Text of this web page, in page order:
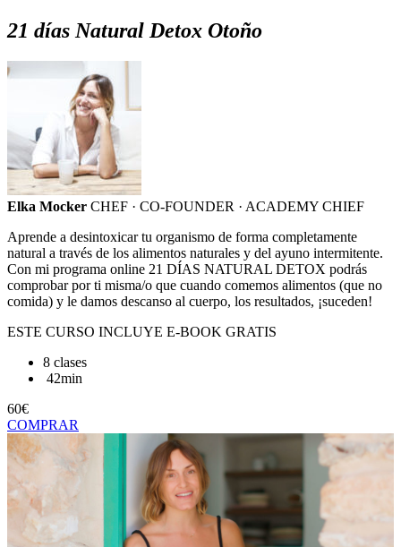
21 días Natural Detox Otoño
Elka Mocker CHEF · CO-FOUNDER · ACADEMY CHIEF
Aprende a desintoxicar tu organismo de forma completamente
natural a través de los alimentos naturales y del ayuno intermitente.
Con mi programa online 21 DÍAS NATURAL DETOX podrás
comprobar por ti misma/o que cuando comemos alimentos (que no
comida) y le damos descanso al cuerpo, los resultados, ¡suceden!
ESTE CURSO INCLUYE E-BOOK GRATIS
8 clases
42min
60€
COMPRAR